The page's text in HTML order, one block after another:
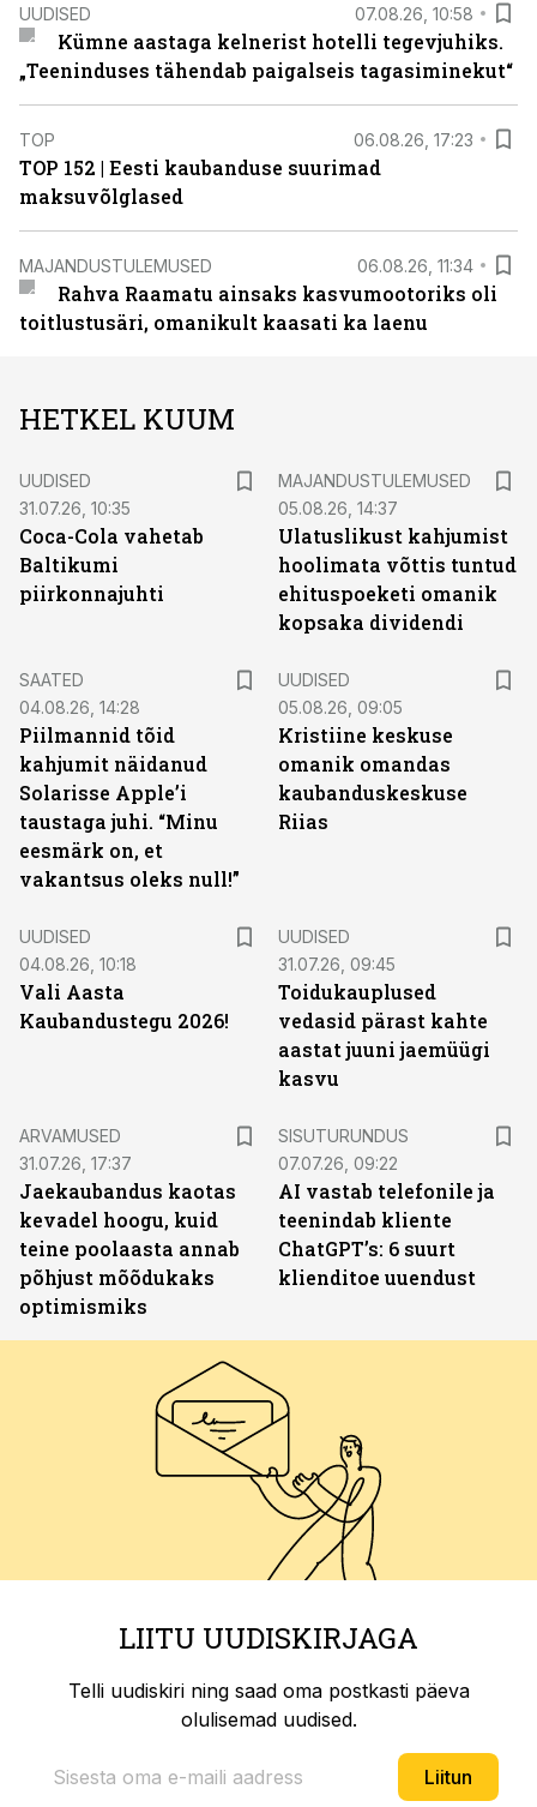
UUDISED 07.08.26, 10:58
Kümne aastaga kelnerist hotelli tegevjuhiks.
„Teeninduses tähendab paigalseis tagasiminekut“
TOP 06.08.26, 17:23
TOP 152 | Eesti kaubanduse suurimad
maksuvõlglased
MAJANDUSTULEMUSED 06.08.26, 11:34
Rahva Raamatu ainsaks kasvumootoriks oli
toitlustusäri, omanikult kaasati ka laenu
HETKEL KUUM
UUDISED
31.07.26, 10:35
Coca-Cola vahetab
Baltikumi
piirkonnajuhti
MAJANDUSTULEMUSED
05.08.26, 14:37
Ulatuslikust kahjumist
hoolimata võttis tuntud
ehituspoeketi omanik
kopsaka dividendi
SAATED
04.08.26, 14:28
Piilmannid tõid
kahjumit näidanud
Solarisse Apple’i
taustaga juhi. “Minu
eesmärk on, et
vakantsus oleks null!”
UUDISED
05.08.26, 09:05
Kristiine keskuse
omanik omandas
kaubanduskeskuse
Riias
UUDISED
04.08.26, 10:18
Vali Aasta
Kaubandustegu 2026!
UUDISED
31.07.26, 09:45
Toidukauplused
vedasid pärast kahte
aastat juuni jaemüügi
kasvu
ARVAMUSED
31.07.26, 17:37
Jaekaubandus kaotas
kevadel hoogu, kuid
teine poolaasta annab
põhjust mõõdukaks
optimismiks
SISUTURUNDUS
07.07.26, 09:22
AI vastab telefonile ja
teenindab kliente
ChatGPT’s: 6 suurt
klienditoe uuendust
LIITU UUDISKIRJAGA
Telli uudiskiri ning saad oma postkasti päeva
olulisemad uudised.
Liitun